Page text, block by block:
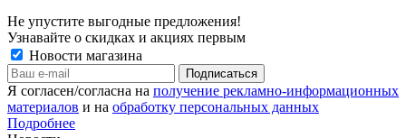
Не упустите выгодные предложения!
Узнавайте о скидках и акциях первым
Новости магазина
Я согласен/согласна на получение рекламно-информационных
материалов и на обработку персональных данных
Подробнее